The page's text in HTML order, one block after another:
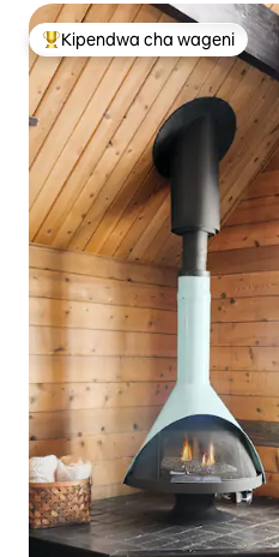
Kipendwa maarufu cha wageni
Kipendwa cha wageni